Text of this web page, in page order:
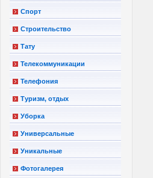
Спорт
Строительство
Тату
Телекоммуникации
Телефония
Туризм, отдых
Уборка
Универсальные
Уникальные
Фотогалерея